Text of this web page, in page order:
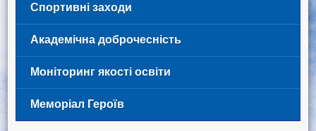
Спортивні заходи
Академічна доброчесність
Моніторинг якості освіти
Меморіал Героїв